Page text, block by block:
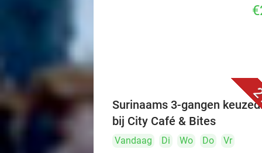
Surinaams 3-gangen
bij City Café & Bites
Vandaag Di Wo Do
Vr